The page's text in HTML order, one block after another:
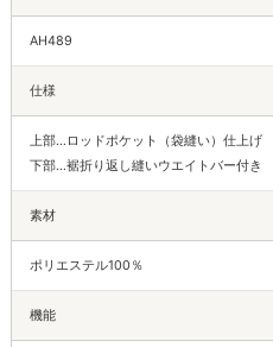
AH489
仕様
上部…ロッドポケット（袋縫い）仕上げ
下部…裾折り返し縫いウエイトバー付き
素材
ポリエステル100％
機能